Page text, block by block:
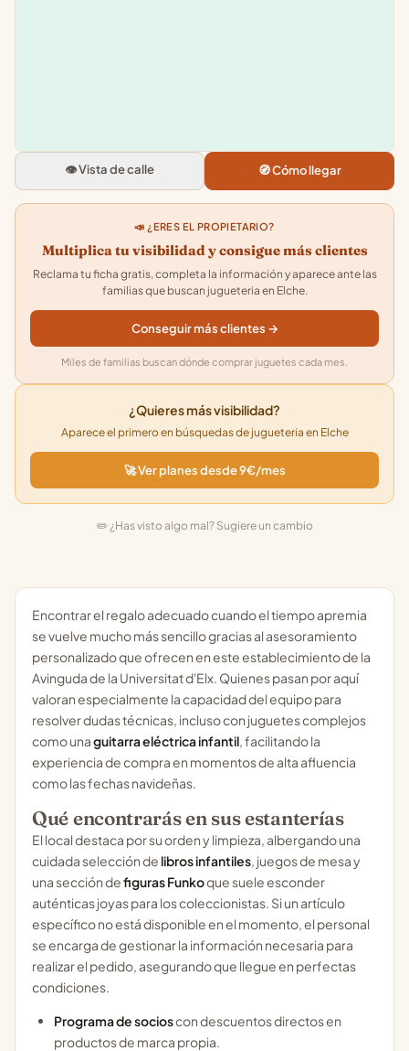
Avinguda de la Universitat d'Elx,
03202 Elche, Alicante
4.6 · 45
👁️ Vista de calle 🧭 Cómo llegar
Encontrar el regalo adecuado cuando el tiempo apremia
se vuelve mucho más sencillo gracias al asesoramiento
personalizado que ofrecen en este establecimiento de la
Avinguda de la Universitat d'Elx. Quienes pasan por aquí
valoran especialmente la capacidad del equipo para
resolver dudas técnicas, incluso con juguetes complejos
como unaguitarra eléctrica infantil, facilitando la
experiencia de compra en momentos de alta afluencia
como las fechas navideñas.
Qué encontrarás en sus estanterías
El local destaca por su orden y limpieza, albergando una
cuidada selección de libros infantiles, juegos de mesa y
una sección defiguras Funkoque suele esconder
auténticas joyas para los coleccionistas. Si un artículo
específico no está disponible en el momento, el personal
se encarga de gestionar la información necesaria para
realizar el pedido, asegurando que llegue en perfectas
condiciones.
Programa de socioscon descuentos directos en
productos de marca propia.
📣 ¿ERES EL PROPIETARIO?
Multiplica tu visibilidad y consigue más clientes
Reclama tu ficha gratis, completa la información y aparece ante las
familias que buscan jugueteria en Elche.
Conseguir más clientes →
Miles de familias buscan dónde comprar juguetes cada mes.
¿Quieres más visibilidad?
Aparece el primero en búsquedas de jugueteria en Elche
🚀 Ver planes desde 9€/mes
✏️ ¿Has visto algo mal? Sugiere un cambio